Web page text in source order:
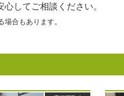
してご相談ください。
合もあります。